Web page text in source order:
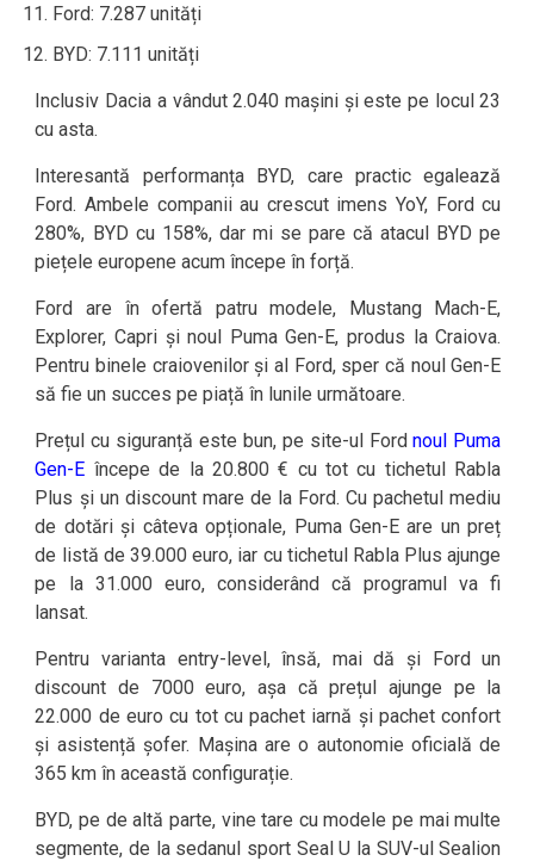
Ford: 7.287 unități
BYD: 7.111 unități
Inclusiv Dacia a vândut 2.040 mașini și este pe locul 23
cu asta.
Interesantă performanța BYD, care practic egalează
Ford. Ambele companii au crescut imens YoY, Ford cu
280%, BYD cu 158%, dar mi se pare că atacul BYD pe
piețele europene acum începe în forță.
Ford are în ofertă patru modele, Mustang Mach-E,
Explorer, Capri și noul Puma Gen-E, produs la Craiova.
Pentru binele craiovenilor și al Ford, sper că noul Gen-E
să fie un succes pe piață în lunile următoare.
Prețul cu siguranță este bun, pe site-ul Fordnoul Puma
Gen-E începe de la 20.800 € cu tot cu tichetul Rabla
Plus și un discount mare de la Ford. Cu pachetul mediu
de dotări și câteva opționale, Puma Gen-E are un preț
de listă de 39.000 euro, iar cu tichetul Rabla Plus ajunge
pe la 31.000 euro, considerând că programul va fi
lansat.
Pentru varianta entry-level, însă, mai dă și Ford un
discount de 7000 euro, așa că prețul ajunge pe la
22.000 de euro cu tot cu pachet iarnă și pachet confort
și asistență șofer. Mașina are o autonomie oficială de
365 km în această configurație.
BYD, pe de altă parte, vine tare cu modele pe mai multe
segmente, de la sedanul sport Seal U la SUV-ul Sealion